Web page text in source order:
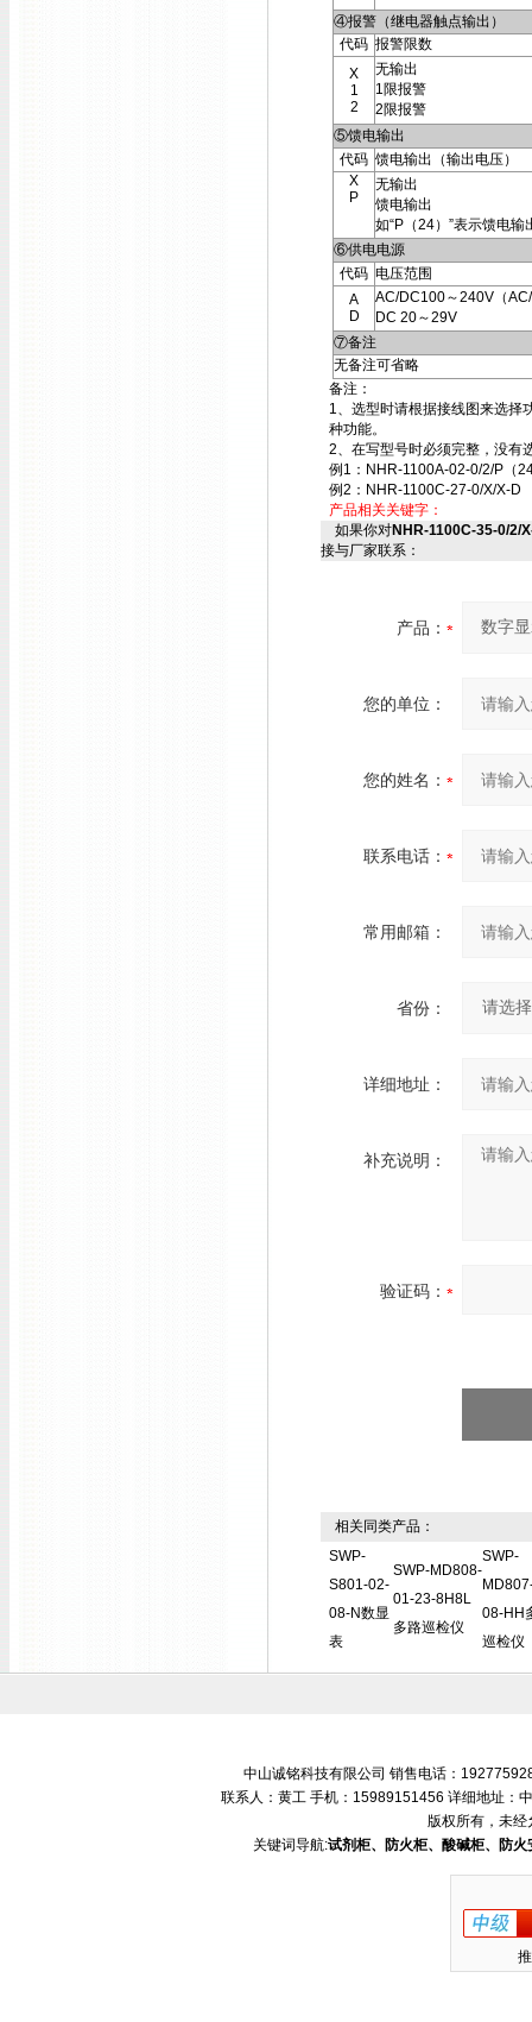
④报警（继电器触点输出）
代码 报警限数
X
1
2
无输出
1限报警
2限报警
⑤馈电输出
代码 馈电输出（输出电压）
X
P
无输出
馈电输出
如“P（24）”表示馈电输
⑥供电电源
代码 电压范围
A
D
AC/DC100～240V（
DC 20～29V
⑦备注
无备注可省略
备注：
1、选型时请根据接线图来选择
种功能。
2、在写型号时必须完整，没有
例1：NHR-1100A-02-0/2/P（
例2：NHR-1100C-27-0/X/X-D
产品相关关键字：
如果你对NHR-1100C-35-0/2/
接与厂家联系：
产品：
您的单位：
您的姓名：
联系电话：
常用邮箱：
省份：
详细地址：
补充说明：
验证码：
相关同类产品：
SWP-
S801-02-
08-N数显
表
SWP-MD808-
01-23-8H8L
多路巡检仪
SWP-
08-HH
巡检仪
中山诚铭科技有限公司 销售电话：
联系人：黄工 手机：15989151456 详细地址：
版权所有，未经
关键词导航:试剂柜、防火柜、酸碱柜、防